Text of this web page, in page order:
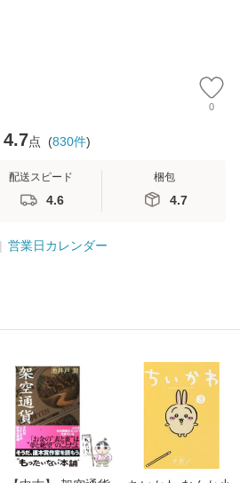
0
4.7点 (830件)
配送スピード
4.6
梱包
4.7
営業日カレンダー